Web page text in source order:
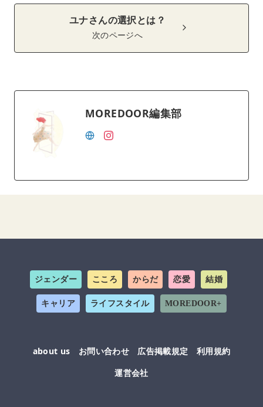
ユナさんの選択とは？
次のページへ
MOREDOOR編集部
ジェンダー こころ からだ 恋愛 結婚
キャリア ライフスタイル MOREDOOR+
about us お問い合わせ 広告掲載規定
利用規約
運営会社